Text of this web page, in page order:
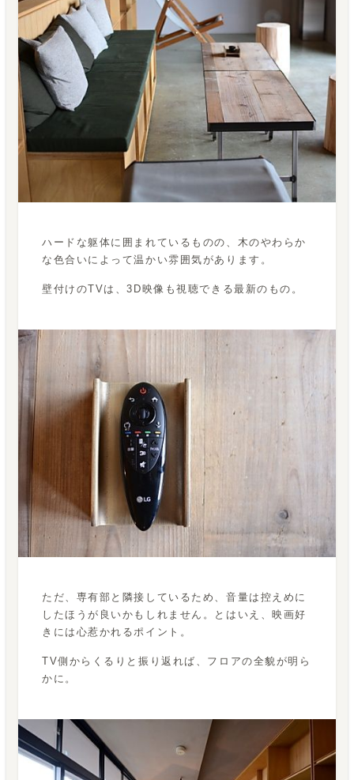
ハードな躯体に囲まれているものの、木のやわらか
な色合いによって温かい雰囲気があります。
壁付けのTVは、3D映像も視聴できる最新のもの。
ただ、専有部と隣接しているため、音量は控えめに
したほうが良いかもしれません。とはいえ、映画好
きには心惹かれるポイント。
TV側からくるりと振り返れば、フロアの全貌が明ら
かに。